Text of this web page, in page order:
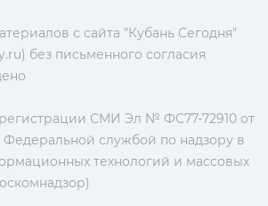
с сайта "Кубань Сегодня"
без письменного согласия
СМИ Эл № ФС77-72910 от
Федеральной службой по надзору в
технологий и массовых